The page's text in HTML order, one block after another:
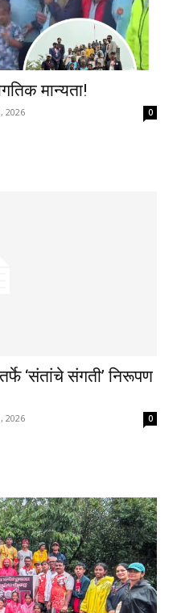
मान्यता!
2026 0
‘संतांचे संगती’ निरूपण
2026 0